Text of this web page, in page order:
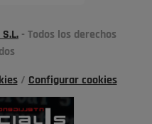
- Todos los derechos
/ Configurar cookies